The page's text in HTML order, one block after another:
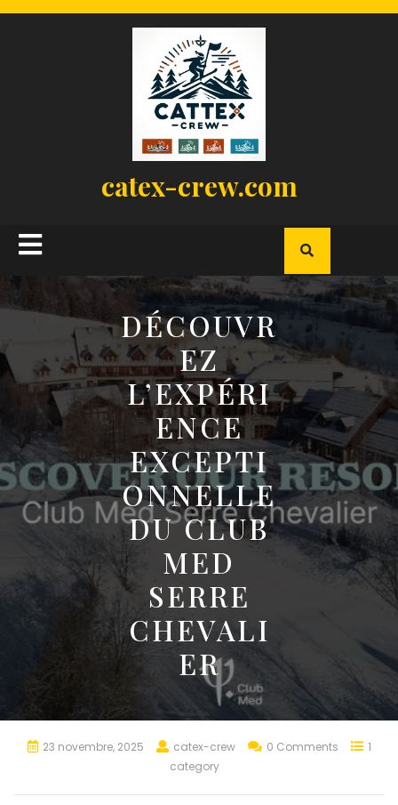
catex-crew.com
Open
Button
DÉCOUVR
EZ
L’EXPÉRI
ENCE
EXCEPTI
ONNELLE
DU CLUB
MED
SERRE
CHEVALI
ER
23 novembre, 2025 catex-crew 0 Comments
1
category